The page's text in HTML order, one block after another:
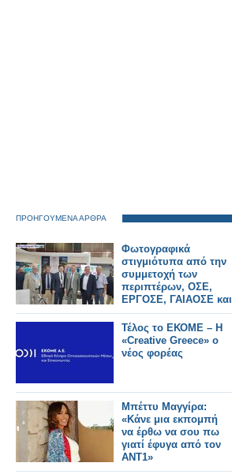
ΠΡΟΗΓΟΥΜΕΝΑ ΑΡΘΡΑ
Φωτογραφικά
στιγμιότυπα από την
συμμετοχή των
περιπτέρων, ΟΣΕ,
ΕΡΓΟΣΕ, ΓΑΙΑΟΣΕ και
ΟΣΕΘ στην 88η
Διεθνή Έκθεση
Θεσσαλονίκης
Τέλος το EΚΟΜΕ – Η
«Creative Greece» ο
νέος φορέας
Μπέττυ Μαγγίρα:
«Κάνε μια εκπομπή
να έρθω να σου πω
γιατί έφυγα από τον
ΑΝΤ1»